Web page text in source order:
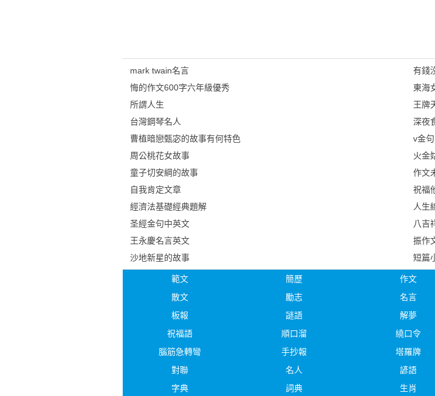
mark twain名言
悔的作文600字六年級優秀
所謂人生
台灣鋼琴名人
曹植暗戀甄宓的故事有何特色
周公桃花女故事
童子切安綱的故事
自我肯定文章
經濟法基礎經典題解
圣經金句中英文
王永慶名言英文
沙地新星的故事
有錢
東海
王牌
深夜
v金句
火金
作文
祝福
人生
八吉
振作
短篇
範文 簡歷 作文
散文
勵志 名言
板報
謎語 解夢
祝福語
順口溜 繞口令
腦筋急轉彎
手抄報 塔羅牌
對聯
名人 諺語
字典
詞典 生肖